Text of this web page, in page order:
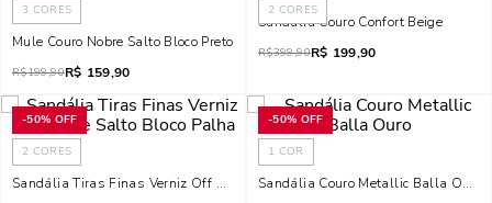
3 CORES
Mule Couro Nobre Salto Bloco Preto
R$199,90R$ 159,90
2 CORES
Sandália Couro Confort Beige
R$399,90R$ 199,90
-50% OFF
2 CORES
Sandália Tiras Finas Verniz Off White Salto Bloco Palha
-50% OFF
1 COR
Sandália Couro Metallic Balla Ouro